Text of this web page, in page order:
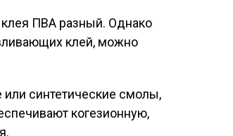
ПВА разный. Однако
клей, можно
или синтетические смолы,
когезионную,